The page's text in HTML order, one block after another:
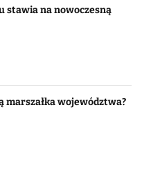
stawia na nowoczesną
marszałka województwa?